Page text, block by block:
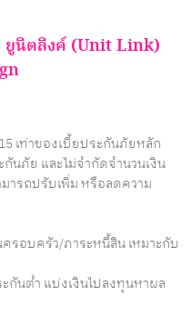
ยูนิตลิงค์ (Unit Link)
เท่าของเบี้ยประกันภัยหลัก
นภัย และไม่จำกัดจำนวนเงิน
ารถปรับเพิ่ม หรือลดความ
รอบครัว/ภาระหนี้สิน เหมาะกับ
กันต่ำ แบ่งเงินไปลงทุนหาผล